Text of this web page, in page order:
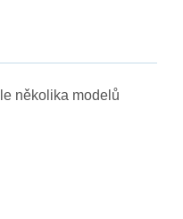
několika modelů